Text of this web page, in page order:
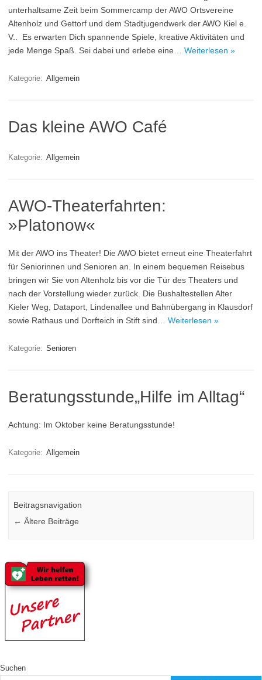
unterhaltsame Zeit beim Sommercamp der AWO Ortsvereine
Altenholz und Gettorf und dem Stadtjugendwerk der AWO Kiel e.
V.. Es erwarten Dich spannende Spiele, kreative Aktivitäten und
jede Menge Spaß. Sei dabei und erlebe eine… Weiterlesen »
Kategorie: Allgemein
Das kleine AWO Café
Kategorie: Allgemein
AWO-Theaterfahrten:
»Platonow«
Mit der AWO ins Theater! Die AWO bietet erneut eine Theaterfahrt
für Seniorinnen und Senioren an. In einem bequemen Reisebus
bringen wir Sie von Altenholz bis vor die Tür des Theaters und
nach der Vorstellung wieder zurück. Die Bushaltestellen Alter
Kieler Weg, Dataport, Lindenallee und Bahnübergang in Klausdorf
sowie Rathaus und Dorfteich in Stift sind… Weiterlesen »
Kategorie: Senioren
Beratungsstunde„Hilfe im Alltag“
Achtung: Im Oktober keine Beratungsstunde!
Kategorie: Allgemein
Beitragsnavigation
← Ältere Beiträge
Suchen